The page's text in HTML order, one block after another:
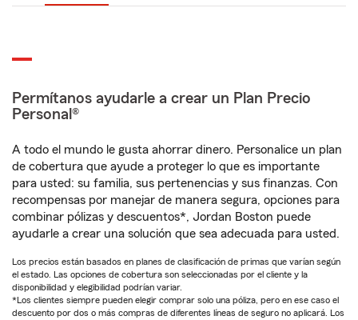
Permítanos ayudarle a crear un Plan Precio
Personal®
A todo el mundo le gusta ahorrar dinero. Personalice un plan
de cobertura que ayude a proteger lo que es importante
para usted: su familia, sus pertenencias y sus finanzas. Con
recompensas por manejar de manera segura, opciones para
combinar pólizas y descuentos*, Jordan Boston puede
ayudarle a crear una solución que sea adecuada para usted.
Los precios están basados en planes de clasificación de primas que varían según
el estado. Las opciones de cobertura son seleccionadas por el cliente y la
disponibilidad y elegibilidad podrían variar.
*Los clientes siempre pueden elegir comprar solo una póliza, pero en ese caso el
descuento por dos o más compras de diferentes líneas de seguro no aplicará. Los